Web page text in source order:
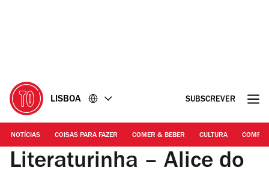
LISBOA SUBSCREVER
NOTÍCIAS COISAS PARA FAZER COMER & BEBER CULTURA
Literaturinha – Alice do